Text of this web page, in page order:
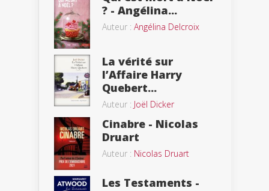
? - Angélina...
Auteur : Angélina Delcroix
La vérité sur
l’Affaire Harry
Quebert...
Auteur : Joël Dicker
Cinabre - Nicolas
Druart
Auteur : Nicolas Druart
Les Testaments -